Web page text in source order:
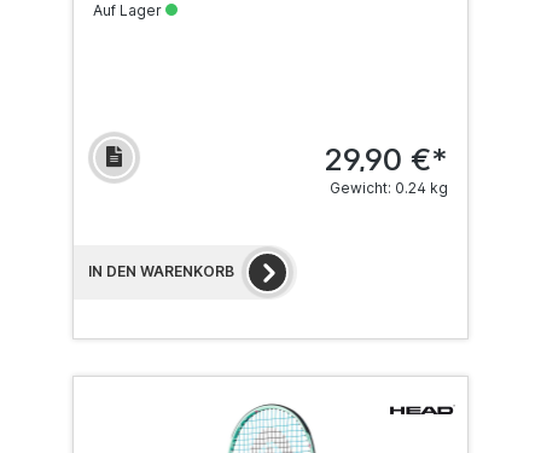
Auf Lager
29,90 €*
Gewicht: 0.24 kg
IN DEN WARENKORB